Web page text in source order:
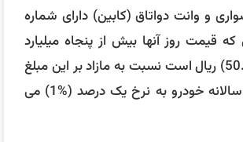
و وانت دواتاق (کابین) دارای شماره
قیمت روز آنها بیش از پنجاه میلیارد
(50.000.000.000) ریال است نسبت به مازاد بر این مبلغ
مشمول مالیات سالانه خودرو به نرخ یک درصد (%1) می‌